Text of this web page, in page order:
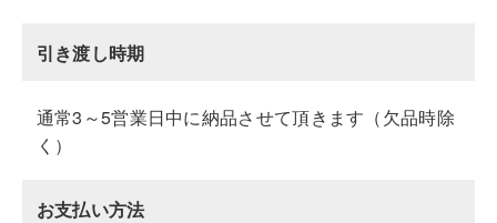
引き渡し時期
通常3～5営業日中に納品させて頂きます（欠品時除
く）
お支払い方法